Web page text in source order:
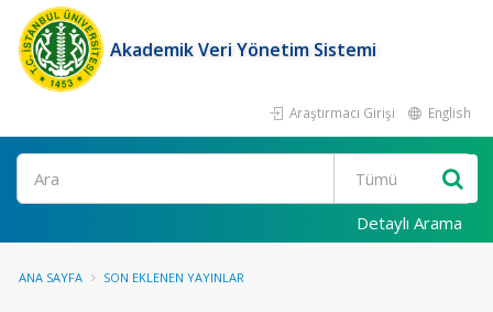
Akademik Veri Yönetim Sistemi
Araştırmacı Girişi English
Ara
Detaylı Arama
ANA SAYFA SON EKLENEN YAYINLAR